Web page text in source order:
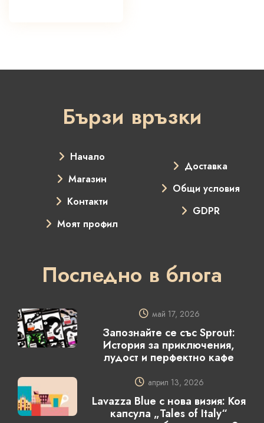
Бързи връзки
Начало
Магазин
Контакти
Моят профил
Доставка
Общи условия
GDPR
Последно в блога
май 17, 2026
Запознайте се със Sprout:
История за приключения,
лудост и перфектно кафе
април 13, 2026
Lavazza Blue с нова визия: Коя
капсула „Tales of Italy“